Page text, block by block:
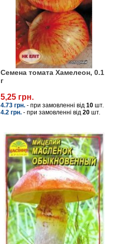
Семена томата Хамелеон, 0.1
г
5,25 грн.
4.73 грн.- при замовленні від 10шт.
4.2 грн.- при замовленні від 20шт.